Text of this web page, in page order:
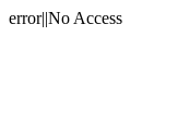
error||No Access